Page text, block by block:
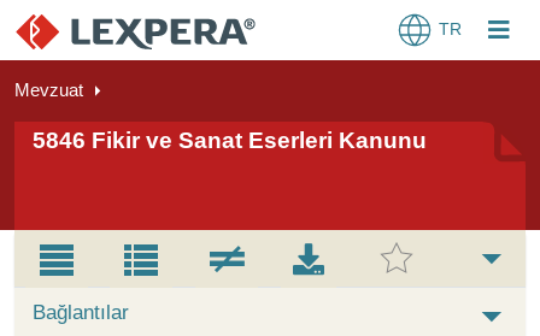
TR
Mevzuat
5846 Fikir ve Sanat Eserleri Kanunu
Bağlantılar